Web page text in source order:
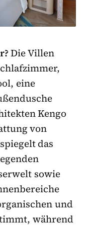
Die Villen
eine
Kengo
von
das
sowie
und
während